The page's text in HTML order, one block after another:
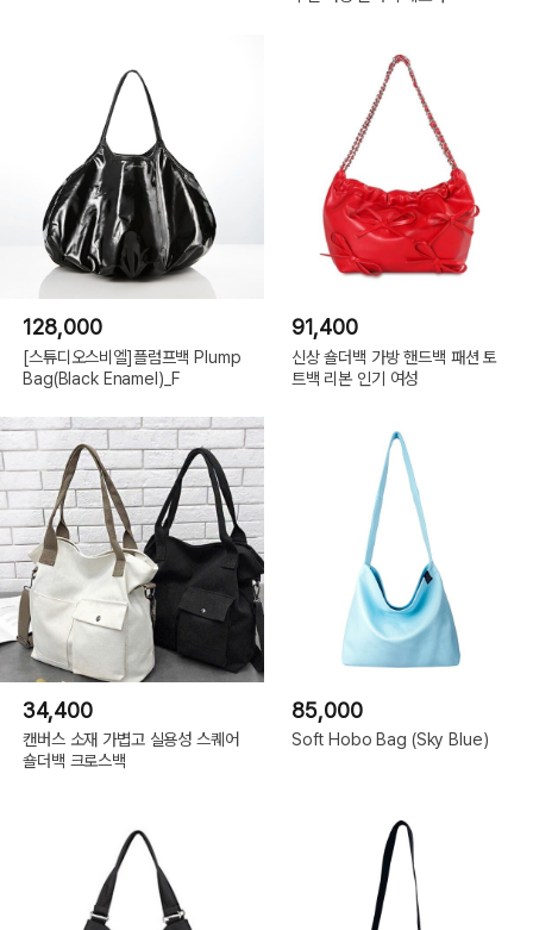
128,000
[스튜디오스비엘]플럼프백 Plump
Bag(Black Enamel)_F
91,400
신상 숄더백 가방 핸드백 패션 토
트백 리본 인기 여성
34,400
캔버스 소재 가볍고 실용성 스퀘어
숄더백 크로스백
85,000
Soft Hobo Bag (Sky Blue)